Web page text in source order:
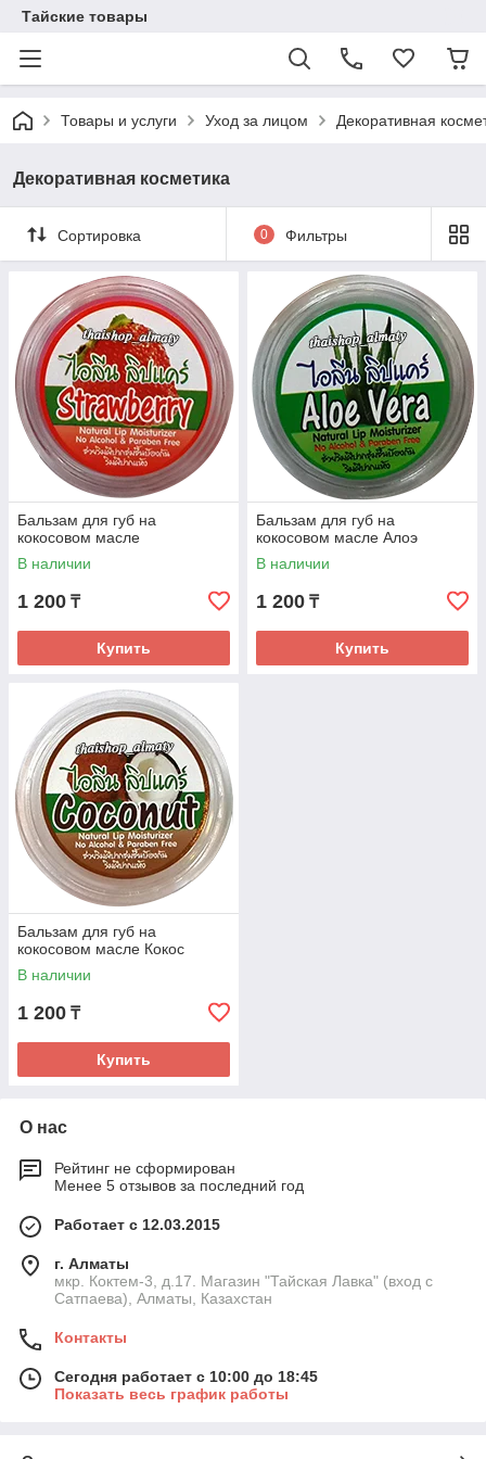
Тайские товары
Товары и услуги Уход за лицом Декоративная
Декоративная косметика
Сортировка 0 Фильтры
Бальзам для губ на
кокосовом масле
В наличии
1 200 ₸
Купить
Бальзам для губ на
кокосовом масле Алоэ
В наличии
1 200 ₸
Купить
Бальзам для губ на
кокосовом масле Кокос
В наличии
1 200 ₸
Купить
О нас
Рейтинг не сформирован
Менее 5 отзывов за последний год
Работает с 12.03.2015
г. Алматы
мкр. Коктем-3, д.17. Магазин "Тайская Лавка" (вход с
Сатпаева), Алматы, Казахстан
Контакты
Сегодня работает с 10:00 до 18:45
Показать весь график работы